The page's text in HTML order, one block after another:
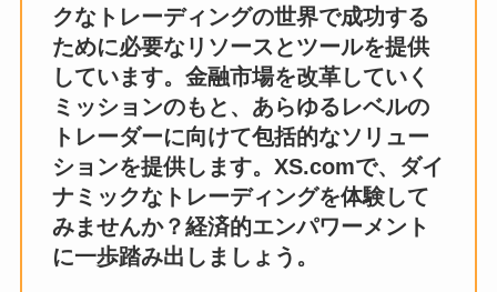
クなトレーディングの世界で成功する
ために必要なリソースとツールを提供
しています。金融市場を改革していく
ミッションのもと、あらゆるレベルの
トレーダーに向けて包括的なソリュー
ションを提供します。XS.comで、ダイ
ナミックなトレーディングを体験して
みませんか？経済的エンパワーメント
に一歩踏み出しましょう 。